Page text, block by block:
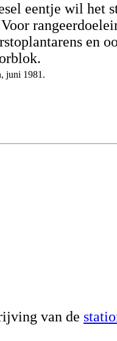
eentje wil het
en
juni 1981.
van de